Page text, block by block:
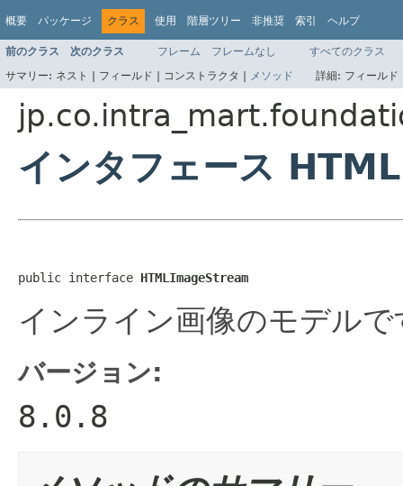
概要 パッケージ クラス 使用 階層ツリー 非推奨 索引 ヘルプ
前のクラス 次のクラス フレーム フレームなし
すべてのクラス
サマリー: ネスト | フィールド | コンストラクタ | メソッド 詳細: フィール
インタフェース
public interface HTMLImageStream
インライン画像のモデルで
バージョン:
8.0.8